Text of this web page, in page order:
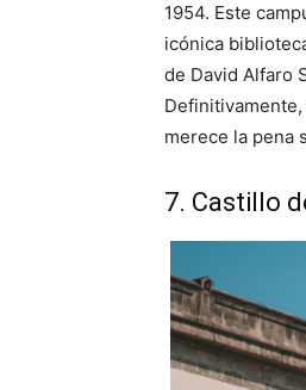
1954. Este
icónica
de David Alfaro
merece la pena
7. Castillo